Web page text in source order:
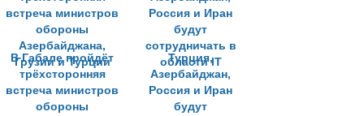
В Габале пройдёт
трёхсторонняя
встреча министров
обороны
Турция,
Азербайджан,
Россия и Иран
будут